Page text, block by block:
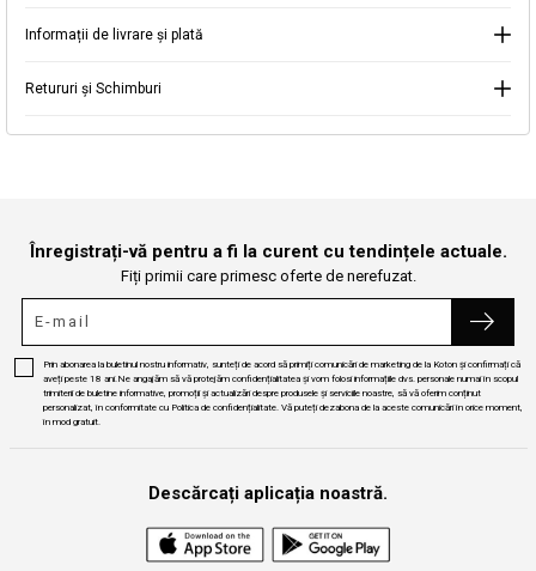
Informații de livrare și plată
Retururi și Schimburi
Înregistrați-vă pentru a fi la curent cu tendințele actuale.
Fiți primii care primesc oferte de nerefuzat.
Prin abonarea la buletinul nostru informativ, sunteți de acord să primiți comunicări de marketing de la Koton și confirmați că
aveți peste 18 ani.Ne angajăm să vă protejăm confidențialitatea și vom folosi informațiile dvs. personale numai în scopul
trimiterii de buletine informative, promoții și actualizări despre produsele și serviciile noastre, să vă oferim conținut
personalizat, în conformitate cu Politica de confidențialitate. Vă puteți dezabona de la aceste comunicări în orice moment,
în mod gratuit.
Descărcați aplicația noastră.